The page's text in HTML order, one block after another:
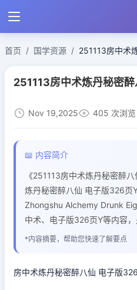
首页 国学资源 251113房中术
251113房中术炼丹秘密
Nov 19,2025 405 次浏览
📖 内容简介
《251113房中术炼丹秘密醉
炼丹秘密醉八仙 电子版326
Zhongshu Alchemy Drunk
中术、电子版326页Y等内容，
*内容摘要，帮助您快速了解要点
房中术炼丹秘密醉八仙 电子版